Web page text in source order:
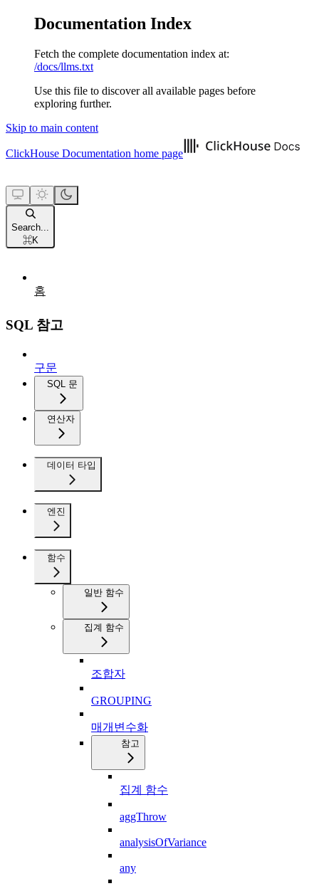
Documentation Index
Fetch the complete documentation index at:
/docs/llms.txt
Use this file to discover all available pages before
exploring further.
Skip to main content
ClickHouse Documentation home page
Search...
⌘K
홈
SQL 참고
구문
SQL 문
연산자
데이터 타입
엔진
함수
일반 함수
집계 함수
조합자
GROUPING
매개변수화
참고
집계 함수
aggThrow
analysisOfVariance
any